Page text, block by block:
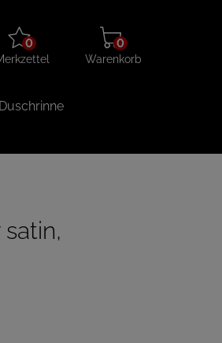
Merkzettel
aufklappen
0
Warenkorb
aufklappen
0
Warenkorb
Duschrinne